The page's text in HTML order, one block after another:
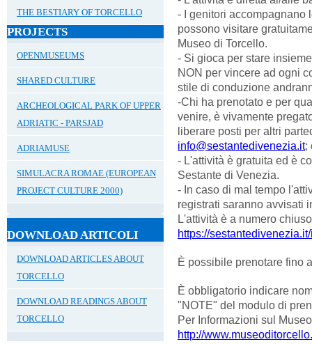
THE BESTIARY OF TORCELLO
PROJECTS
OPENMUSEUMS
SHARED CULTURE
ARCHEOLOGICAL PARK OF UPPER
ADRIATIC - PARSJAD
ADRIAMUSE
SIMULACRA ROMAE (EUROPEAN
PROJECT CULTURE 2000)
DOWNLOAD ARTICOLI
DOWNLOAD ARTICLES ABOUT
TORCELLO
DOWNLOAD READINGS ABOUT
TORCELLO
- I genitori accompagnano
possono visitare
Museo di Torcello.
- Si gioca per stare
NON per vincere ad ogni
stile di conduzione
-Chi ha prenotato e per
venire, è vivamente
liberare posti per altri
info@sestantedivenezia.it;
- L'attività è gratuita ed è
Sestante di Venezia.
- In caso di mal tempo
registrati saranno avvisati
L'attività è a numero
https://
È possibile prenotare fino
È obbligatorio indicare
"NOTE" del modulo di
Per Informazioni sul
http://